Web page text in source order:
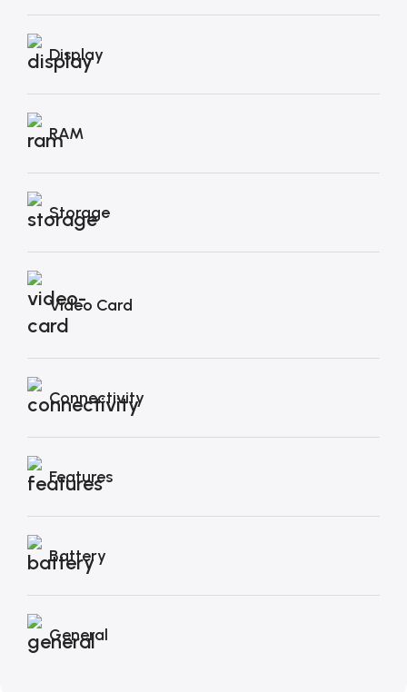
Display
RAM
Storage
Video Card
Connectivity
Features
Battery
General